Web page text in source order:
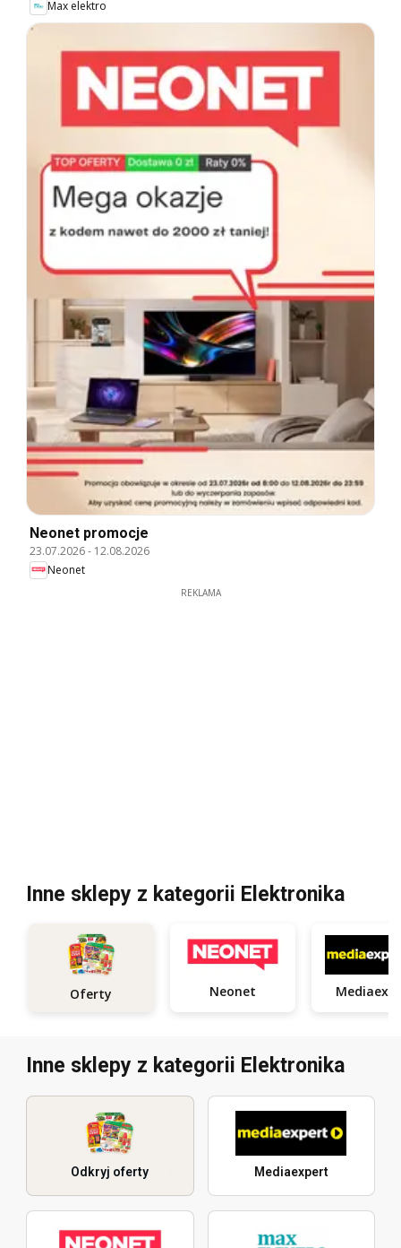
Max elektro
Neonet promocje
23.07.2026- 12.08.2026
Neonet
REKLAMA
Inne sklepy z kategorii Elektronika
Oferty Neonet
Inne sklepy z kategorii Elektronika
Odkryj oferty Mediaexpert